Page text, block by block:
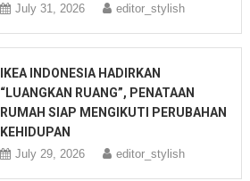
July 31, 2026 editor_stylish
IKEA INDONESIA HADIRKAN
“LUANGKAN RUANG”, PENATAAN
RUMAH SIAP MENGIKUTI PERUBAHAN
KEHIDUPAN
July 29, 2026 editor_stylish